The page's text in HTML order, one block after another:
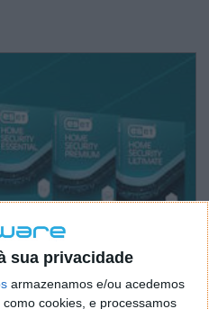
sua privacidade
armazenamos e/ou acedemos
cookies, e processamos